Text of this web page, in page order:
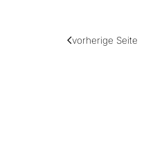
vorherige Seite